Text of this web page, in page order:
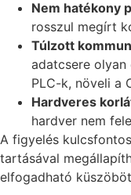
Nem hatékony
rosszul megírt
Túlzott
adatcsere
PLC-k, növeli a
Hardveres
hardver nem
A figyelés
tartásával
elfogadható